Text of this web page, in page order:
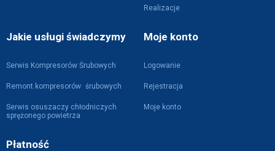
Realizacje
Jakie usługi świadczymy
Serwis Kompresorów Śrubowych
Remont kompresorów śrubowych
Serwis osuszaczy chłodniczych
sprężonego powietrza
Moje konto
Logowanie
Rejestracja
Moje konto
Płatność